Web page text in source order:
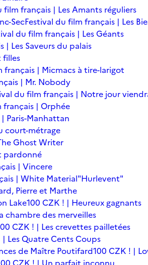
film français | Les Amants réguliers
SecFestival du film français | Les
du film français | Les Géants
| Les Saveurs du palais
filles
français | Micmacs à tire-larigot
| Mr. Nobody
du film français | Notre jour
français | Orphée
Paris-Manhattan
court-métrage
Ghost Writer
pardonné
| Vincere
| White Material"Hurlevent"
Pierre et Marthe
Lake100 CZK ! | Heureux gagnants
chambre des merveilles
CZK ! | Les crevettes pailletées
| Les Quatre Cents Coups
de Maître Poutifard100 CZK ! |